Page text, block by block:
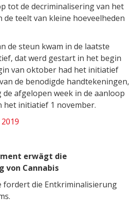
tot de decriminalisering van het
teelt van kleine hoeveelheden
de steun kwam in de laatste
dat werd gestart in het begin
van oktober had het initiatief
de benodigde handtekeningen,
de afgelopen week in de aanloop
het initiatief 1 november.
erwägt die
von Cannabis
fordert die Entkriminalisierung